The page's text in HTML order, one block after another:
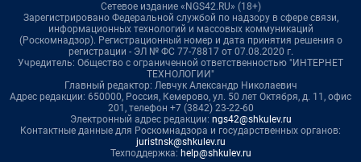
Сетевое издание «NGS42.RU» (18+)
Зарегистрировано Федеральной службой по надзору в сфере связи,
информационных технологий и массовых коммуникаций
(Роскомнадзор). Регистрационный номер и дата принятия решения о
регистрации - ЭЛ № ФС 77-78817 от 07.08.2020 г.
Учредитель: Общество с ограниченной ответственностью "ИНТЕРНЕТ
ТЕХНОЛОГИИ"
Главный редактор: Левчук Александр Николаевич
Адрес редакции: 650000, Россия, Кемерово, ул. 50 лет Октября, д. 11, офис
201, телефон +7 (3842) 23-22-60
Электронный адрес редакции: ngs42@shkulev.ru
Контактные данные для Роскомнадзора и государственных органов:
juristnsk@shkulev.ru
Техподдержка: help@shkulev.ru